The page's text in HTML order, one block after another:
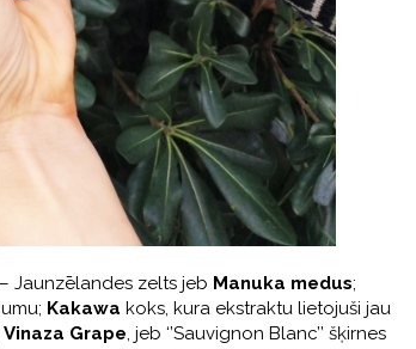
Jaunzēlandes zelts jeb Manuka medus;
Kakawa koks, kura ekstraktu lietojuši jau
Vinaza Grape, jeb ‘’Sauvignon Blanc’’ šķirnes